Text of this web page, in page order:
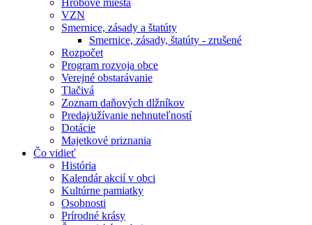
Hrobové miesta
VZN
Smernice, zásady a štatúty
Smernice, zásady, štatúty - zrušené
Rozpočet
Program rozvoja obce
Verejné obstarávanie
Tlačivá
Zoznam daňových dlžníkov
Predaj⁄užívanie nehnuteľností
Dotácie
Majetkové priznania
Čo vidieť
História
Kalendár akcií v obci
Kultúrne pamiatky
Osobnosti
Prírodné krásy